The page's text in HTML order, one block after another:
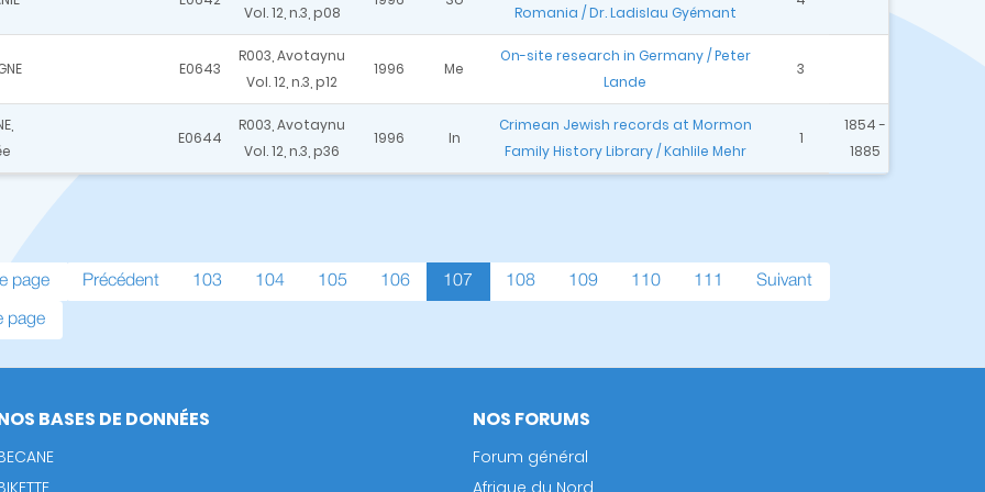
Vol. 12, n.3, p08
Romania / Dr. Ladislau Gyémant
E0643
R003, Avotaynu
Vol. 12, n.3, p12
1996 Me
On-site research in Germany / Peter
Lande
3
E0644
R003, Avotaynu
Vol. 12, n.3, p36
1996 In
Crimean Jewish records at Mormon
Family History Library / Kahlile Mehr
1
1854 -
1885
page
Page
précédente
Précédent Page
103 Page
104 Page
105 Page
106
Page
courante
107 Page
108 Page
109 Page
110 Page
111
Page
suivante
Suivant
page
BASES DE DONNÉES NOS FORUMS
Forum général
Afrique du Nord